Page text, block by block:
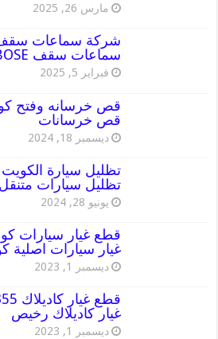
مارس 26, 2025
سماعات سقف BOSE أصلية
فبراير 5, 2025
قص خرسانات
ديسمبر 18, 2024
تظليل سيارات
يونيو 28, 2024
غيار سيارات اصلية
ديسمبر 1, 2023
غيار كاديلاك رخيص
ديسمبر 1, 2023